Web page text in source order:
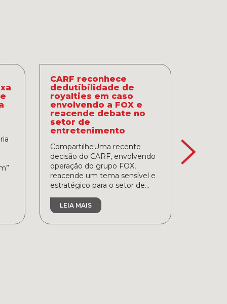
CARF reconhece
dedutibilidade de
royalties em caso
envolvendo a FOX e
reacende debate no
setor de
entretenimento
CompartilheUma recente
decisão do CARF, envolvendo
operação do grupo FOX,
reacende um tema sensível e
estratégico para o setor de...
LEIA MAIS